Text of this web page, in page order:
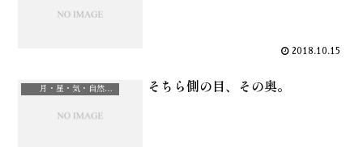
2018.10.15
月・星・気・自然治癒力 そちら側の目、その奥。